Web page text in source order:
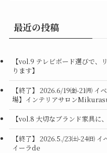
最近の投稿
【vol.9 テレビボード選びで、
ります】
【終了】 2026.6/19㈮-21㈪
場】インテリアサロン
【vol.8 大切なブランド家具に
【終了】 2026.5./23㈯-24㈰
イーラde